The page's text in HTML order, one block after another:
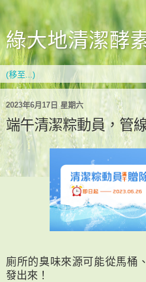
綠大地清潔酵
2023年6月17日 星期六
端午清潔粽動員，管
廁所的臭味來源可能從馬桶
發出來！